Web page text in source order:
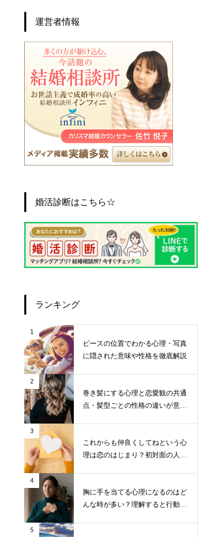
運営者情報
婚活診断はこちら☆
ランキング
1
ピースの位置でわかる心理・写真
に隠された意味や性格を徹底解説
2
巻き髪にする心理と恋愛観の共通
点・髪型ごとの性格の違いが意外
3
これからも仲良くしてねという心
理は恋のはじまり？初対面の人の
4
胸に手を当てる心理になるのはど
んな時が多い？理解すると行動し
5